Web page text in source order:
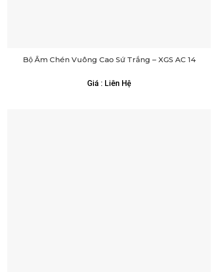
Bộ Ấm Chén Vuông Cao Sứ Trắng – XGS AC 14
Giá : Liên Hệ